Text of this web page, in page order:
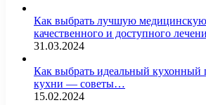
Как выбрать лучшую
качественного и доступного
31.03.2024
Как выбрать идеальный кухонный
кухни — советы…
15.02.2024